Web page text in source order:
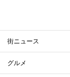
街ニュース
グルメ